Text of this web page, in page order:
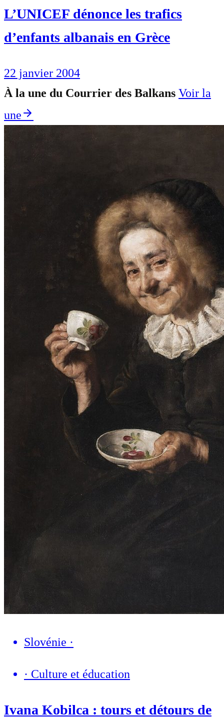
L’UNICEF dénonce les trafics
d’enfants albanais en Grèce
22 janvier 2004
À la une du Courrier des Balkans Voir la
une
Slovénie ·
· Culture et éducation
Ivana Kobilca : tours et détours de